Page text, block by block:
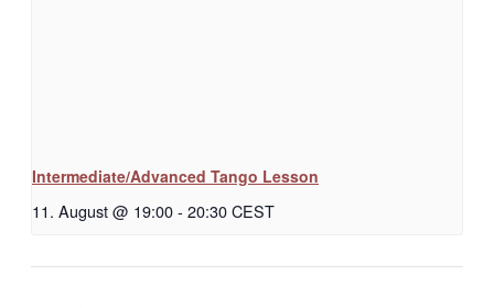
Intermediate/Advanced Tango Lesson
11. August @ 19:00- 20:30CEST